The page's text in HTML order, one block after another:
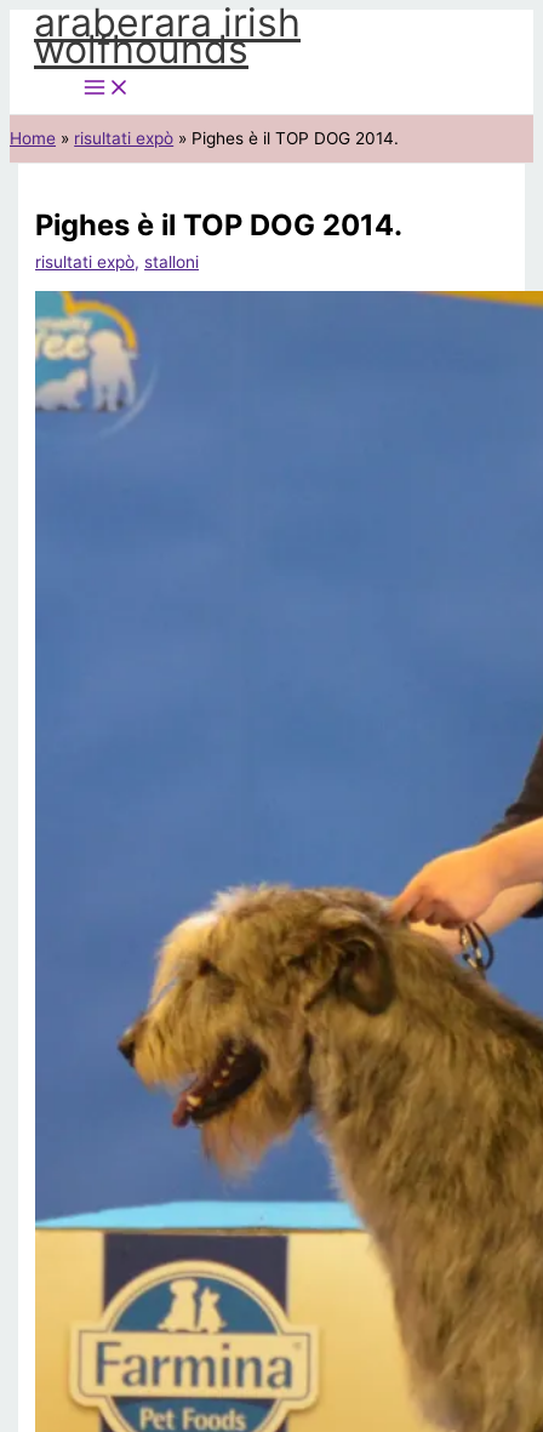
contenuto
araberara irish
wolfhounds
Home risultati expò Pighes è il TOP DOG 2014.
Pighes è il TOP DOG 2014.
risultati expò,stalloni